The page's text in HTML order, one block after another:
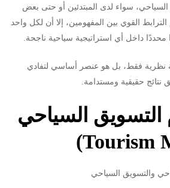
السياحي، سواء لدى المبتدئين أو حتى بعض
القوي بين المفهومين، إلا أن لكل واحد
محددًا داخل أي استراتيجية سياحية ناجحة.
نظرية فقط، بل هو عنصر أساسي لتفادي
نتائج حقيقية ومستدامة.
التسويق السياحي